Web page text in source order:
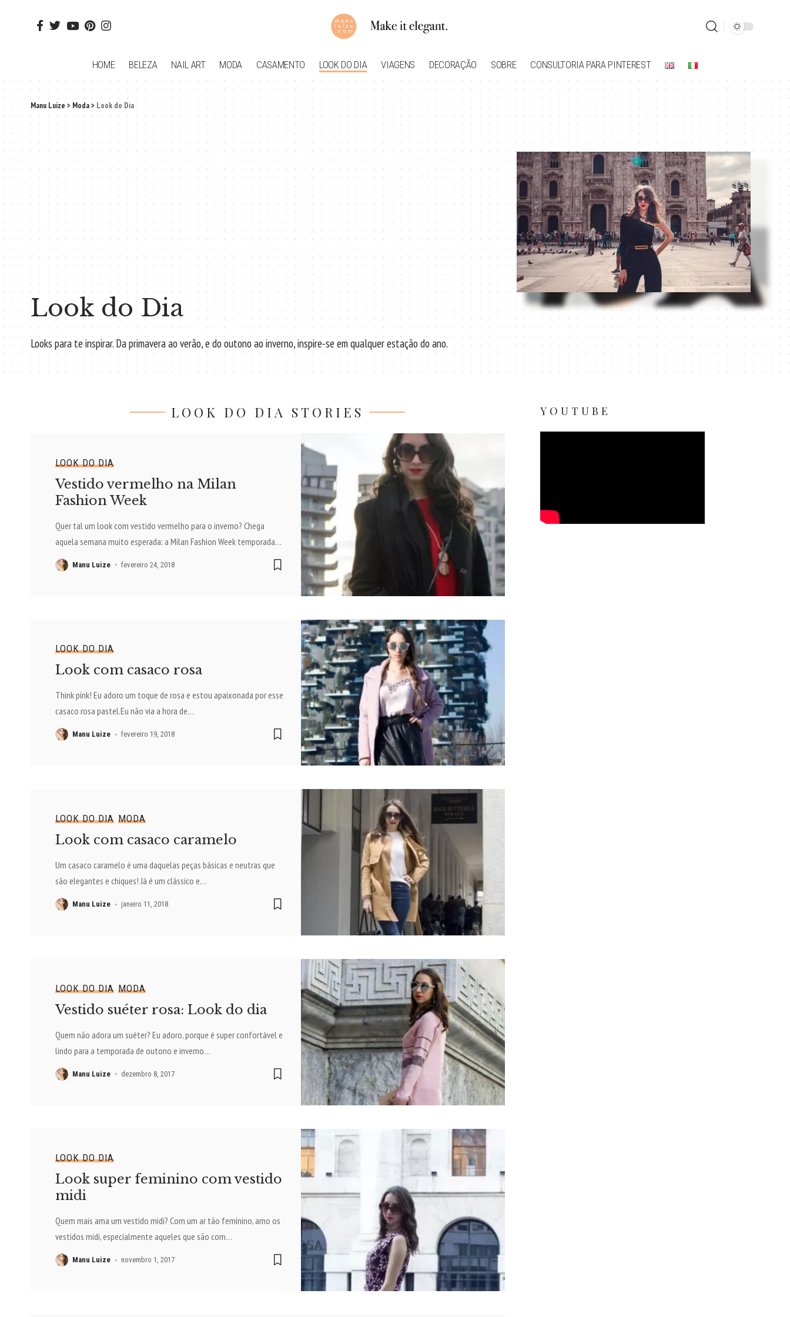
HOME BELEZA NAIL ART MODA CASAMENTO LOOK DO DIA VIAGENS DECORAÇÃO SOBRE CONSULTORIA PARA PINTEREST
Manu Luize> Moda> Look do Dia
Look do Dia
Looks para te inspirar. Da primavera ao verão, e do outono ao inverno, inspire-se em qualquer estação do ano.
LOOK DO DIA STORIES
LOOK DO DIA
Vestido vermelho na Milan
Fashion Week
Quer tal um look com vestido vermelho para o inverno? Chega
aquela semana muito esperada: a Milan Fashion Week temporada…
Manu Luize fevereiro 24, 2018
LOOK DO DIA
Look com casaco rosa
Think pink! Eu adoro um toque de rosa e estou apaixonada por esse
casaco rosa pastel.Eu não via a hora de…
Manu Luize fevereiro 19, 2018
LOOK DO DIA MODA
Look com casaco caramelo
Um casaco caramelo é uma daquelas peças básicas e neutras que
são elegantes e chiques! Já é um clássico e…
Manu Luize janeiro 11, 2018
LOOK DO DIA MODA
Vestido suéter rosa: Look do dia
Quem não adora um suéter? Eu adoro, porque é super confortável e
lindo para a temporada de outono e inverno…
Manu Luize dezembro 8, 2017
LOOK DO DIA
Look super feminino com vestido
midi
Quem mais ama um vestido midi? Com um ar tão feminino, amo os
vestidos midi, especialmente aqueles que são com…
Manu Luize novembro 1, 2017
YOUTUBE